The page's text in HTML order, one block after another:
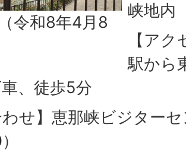
令和8年4月8
峡地内
【ア
駅から
、徒歩5分
わせ】恵那峡ビジター